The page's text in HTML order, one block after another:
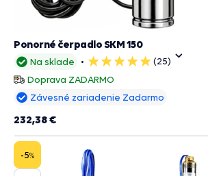
Na sklade
5
hviezdičiek
(25)
Doprava ZADARMO
Ponorné čerpadlo SKM 150
Závesné zariadenie Zadarmo
232,38 €
-5%